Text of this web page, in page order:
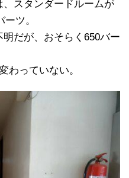
スタンダードルームが
ツ。
だが、おそらく650バー
わっていない。